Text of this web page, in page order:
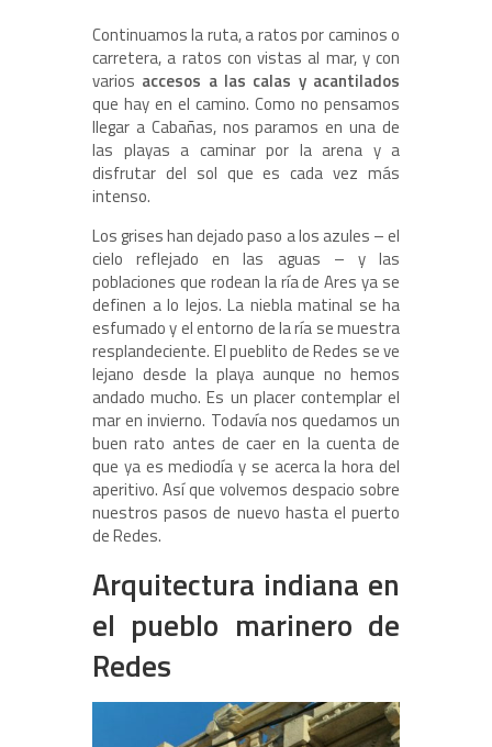
Continuamos la ruta, a ratos por caminos o
carretera, a ratos con vistas al mar, y con
varios accesos a las calas y acantilados
que hay en el camino. Como no pensamos
llegar a Cabañas, nos paramos en una de
las playas a caminar por la arena y a
disfrutar del sol que es cada vez más
intenso.
Los grises han dejado paso a los azules – el
cielo reflejado en las aguas – y las
poblaciones que rodean la ría de Ares ya se
definen a lo lejos. La niebla matinal se ha
esfumado y el entorno de la ría se muestra
resplandeciente. El pueblito de Redes se ve
lejano desde la playa aunque no hemos
andado mucho. Es un placer contemplar el
mar en invierno. Todavía nos quedamos un
buen rato antes de caer en la cuenta de
que ya es mediodía y se acerca la hora del
aperitivo. Así que volvemos despacio sobre
nuestros pasos de nuevo hasta el puerto
de Redes.
Arquitectura indiana en
el pueblo marinero de
Redes